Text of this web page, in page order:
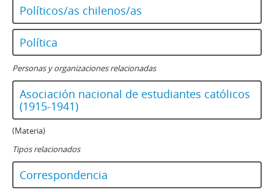
Políticos/as chilenos/as
Política
Personas y organizaciones relacionadas
Asociación nacional de estudiantes católicos
(1915-1941)
(Materia)
Tipos relacionados
Correspondencia